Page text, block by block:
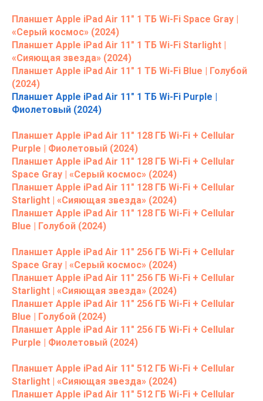
Планшет Apple iPad Air 11" 1 ТБ Wi-Fi Space Gray |
«Серый космос» (2024)
Планшет Apple iPad Air 11" 1 ТБ Wi-Fi Starlight |
«Сияющая звезда» (2024)
Планшет Apple iPad Air 11" 1 ТБ Wi-Fi Blue | Голубой
(2024)
Планшет Apple iPad Air 11" 1 ТБ Wi-Fi Purple |
Фиолетовый (2024)
Планшет Apple iPad Air 11" 128 ГБ Wi-Fi + Cellular
Purple | Фиолетовый (2024)
Планшет Apple iPad Air 11" 128 ГБ Wi-Fi + Cellular
Space Gray | «Серый космос» (2024)
Планшет Apple iPad Air 11" 128 ГБ Wi-Fi + Cellular
Starlight | «Сияющая звезда» (2024)
Планшет Apple iPad Air 11" 128 ГБ Wi-Fi + Cellular
Blue | Голубой (2024)
Планшет Apple iPad Air 11" 256 ГБ Wi-Fi + Cellular
Space Gray | «Серый космос» (2024)
Планшет Apple iPad Air 11" 256 ГБ Wi-Fi + Cellular
Starlight | «Сияющая звезда» (2024)
Планшет Apple iPad Air 11" 256 ГБ Wi-Fi + Cellular
Blue | Голубой (2024)
Планшет Apple iPad Air 11" 256 ГБ Wi-Fi + Cellular
Purple | Фиолетовый (2024)
Планшет Apple iPad Air 11" 512 ГБ Wi-Fi + Cellular
Starlight | «Сияющая звезда» (2024)
Планшет Apple iPad Air 11" 512 ГБ Wi-Fi + Cellular